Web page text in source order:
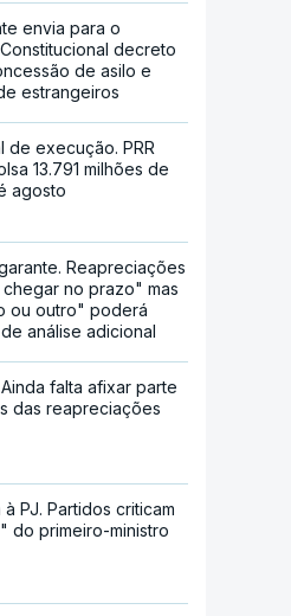
envia para o
decreto
de asilo e
estrangeiros
de execução. PRR
13.791 milhões de
agosto
Reapreciações
no prazo" mas
ou outro" poderá
análise adicional
falta afixar parte
das reapreciações
PJ. Partidos criticam
do primeiro-ministro